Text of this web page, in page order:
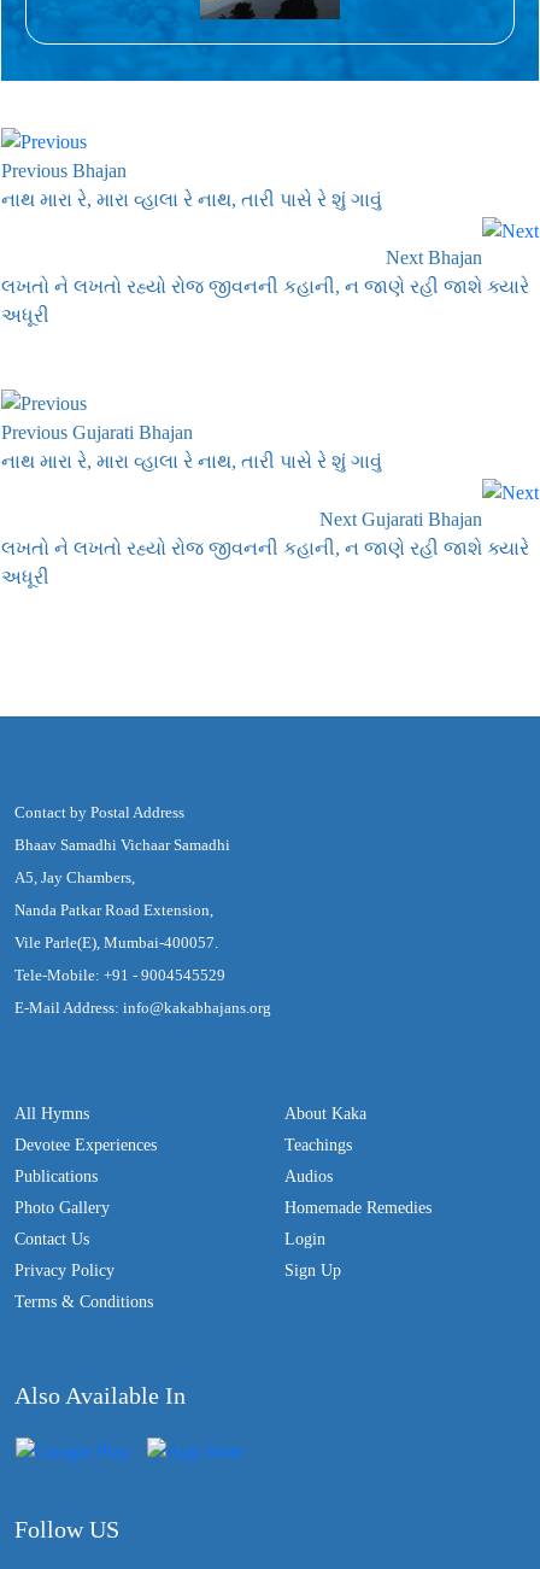
Previous Bhajan
નાથ મારા રે, મારા વ્હાલા રે નાથ, તારી પાસે રે શું ગાવું
Next Bhajan
લખતો ને લખતો રહ્યો રોજ જીવનની કહાની, ન જાણે રહી જાશે ક્યારે
અધૂરી
Previous Gujarati Bhajan
નાથ મારા રે, મારા વ્હાલા રે નાથ, તારી પાસે રે શું ગાવું
Next Gujarati Bhajan
લખતો ને લખતો રહ્યો રોજ જીવનની કહાની, ન જાણે રહી જાશે ક્યારે
અધૂરી
Contact by Postal Address
Bhaav Samadhi Vichaar Samadhi
A5, Jay Chambers,
Nanda Patkar Road Extension,
Vile Parle(E), Mumbai-400057.
Tele-Mobile: +91 - 9004545529
E-Mail Address: info@kakabhajans.org
All Hymns
Devotee Experiences
Publications
Photo Gallery
Contact Us
Privacy Policy
Terms & Conditions
About Kaka
Teachings
Audios
Homemade Remedies
Login
Sign Up
Also Available In
Follow US